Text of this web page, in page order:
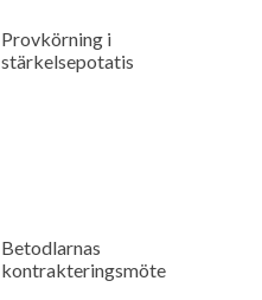
Provkörning i
stärkelsepotatis
Betodlarnas
kontrakteringsmöte